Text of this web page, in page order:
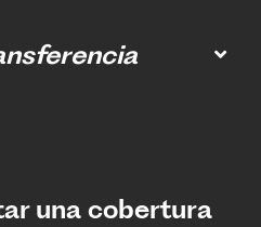
una cobertura